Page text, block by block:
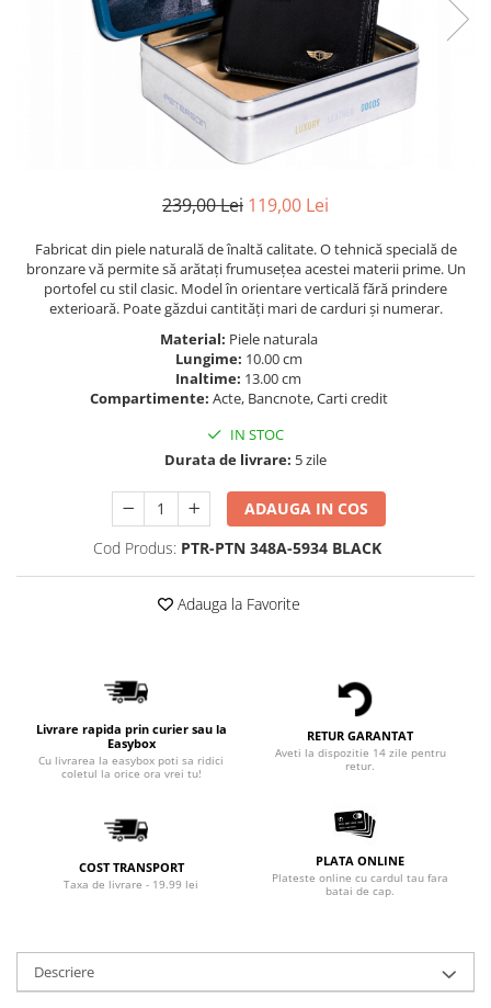
239,00 Lei 119,00 Lei
Fabricat din piele naturală de înaltă calitate. O tehnică specială de
bronzare vă permite să arătați frumusețea acestei materii prime. Un
portofel cu stil clasic. Model în orientare verticală fără prindere
exterioară. Poate găzdui cantități mari de carduri și numerar.
Material: Piele naturala
Lungime: 10.00 cm
Inaltime: 13.00 cm
Compartimente: Acte, Bancnote, Carti credit
IN STOC
Durata de livrare: 5 zile
ADAUGA IN COS
Cod Produs: PTR-PTN 348A-5934 BLACK
Adauga la Favorite
Livrare rapida prin curier sau la
Easybox
Cu livrarea la easybox poti sa ridici
coletul la orice ora vrei tu!
RETUR GARANTAT
Aveti la dispozitie 14 zile pentru
retur.
COST TRANSPORT
Taxa de livrare - 19.99 lei
PLATA ONLINE
Plateste online cu cardul tau fara
batai de cap.
Descriere